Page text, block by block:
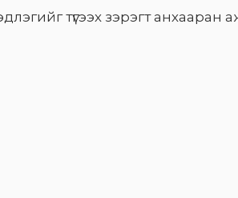
түгээх зэрэгт анхааран